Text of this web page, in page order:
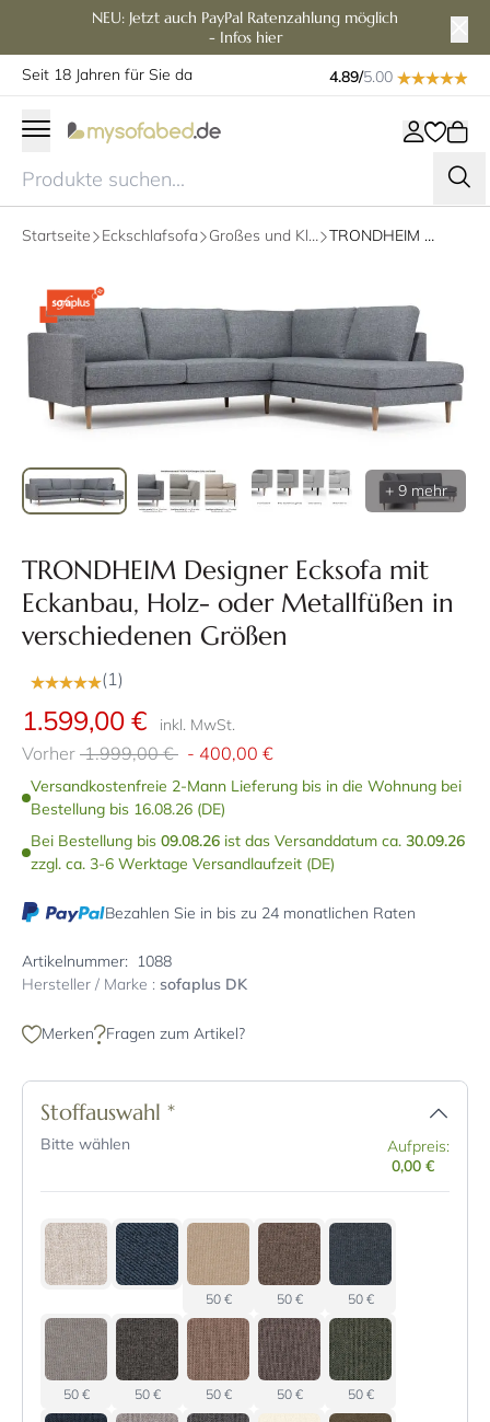
NEU: Jetzt auch PayPal Ratenzahlung möglich
- Infos hier
Seit 18 Jahren für Sie da
4.89/5.00
Startseite Eckschlafsofa Großes und Kleines Ecksofa TRONDHEIM Designer Ecksofa mit Eckanbau, Holz- oder Metallfüßen in verschiedenen Größen
+ 9 mehr
TRONDHEIM Designer Ecksofa mit
Eckanbau, Holz- oder Metallfüßen in
verschiedenen Größen
(1)
1.599,00 € inkl. MwSt.
Vorher 1.999,00 € - 400,00 €
Versandkostenfreie 2-Mann Lieferung bis in die Wohnung bei
Bestellung bis 16.08.26 (DE)
Bei Bestellung bis 09.08.26 ist das Versanddatum ca. 30.09.26
zzgl. ca. 3-6 Werktage Versandlaufzeit (DE)
Bezahlen Sie in bis zu 24 monatlichen Raten
Artikelnummer: 1088
Hersteller / Marke : sofaplus DK
Merken Fragen zum Artikel?
Stoffauswahl *
Bitte wählen
Aufpreis:
0,00 €
50 € 50 € 50 €
50 € 50 € 50 € 50 € 50 €